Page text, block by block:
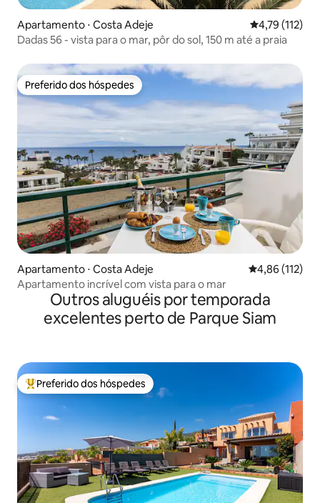
Apartamento ⋅ Costa Adeje 4,79 de uma
4,79 (112)
Dadas 56 - vista para o mar, pôr do sol, 150 m até a praia
Preferido dos hóspedes
Preferido dos hóspedes
Apartamento ⋅ Costa Adeje 4,86 de uma
4,86 (112)
Apartamento incrível com vista para o mar
Outros aluguéis por temporada
excelentes perto de Parque Siam
Entre os melhores preferidos dos hóspedes
Preferido dos hóspedes